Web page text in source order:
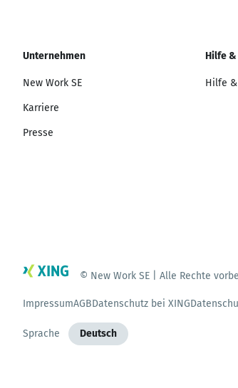
Unternehmen
New Work SE
Karriere
Presse
Hilfe
Hilfe
© New Work SE | Alle Rechte
ImpressumAGBDatenschutz bei XING
Sprache Deutsch